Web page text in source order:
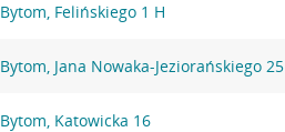
Bytom, Felińskiego 1 H
Bytom, Jana Nowaka-Jeziorańskiego 25
Bytom, Katowicka 16